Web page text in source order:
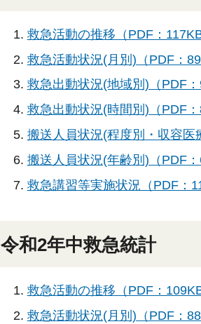
救急活動の推移（PDF：117KB
救急活動状況(月別)（PDF：
救急出動状況(地域別)（PDF：
救急出動状況(時間別)（PDF：
搬送人員状況(程度別・収容医
搬送人員状況(年齢別)（PDF：
救急講習等実施状況（PDF：
令和2年中救急統計
救急活動の推移（PDF：109KB
救急活動状況(月別)（PDF：